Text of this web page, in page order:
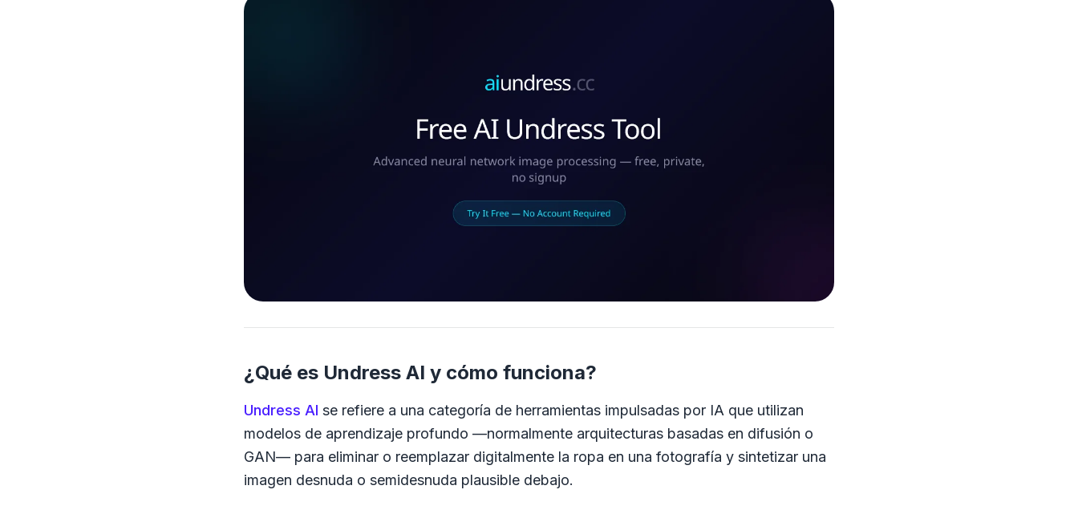
¿Qué es Undress AI y cómo funciona?
Undress AI se refiere a una categoría de herramientas impulsadas por IA que utilizan
modelos de aprendizaje profundo —normalmente arquitecturas basadas en difusión o
GAN— para eliminar o reemplazar digitalmente la ropa en una fotografía y sintetizar una
imagen desnuda o semidesnuda plausible debajo.